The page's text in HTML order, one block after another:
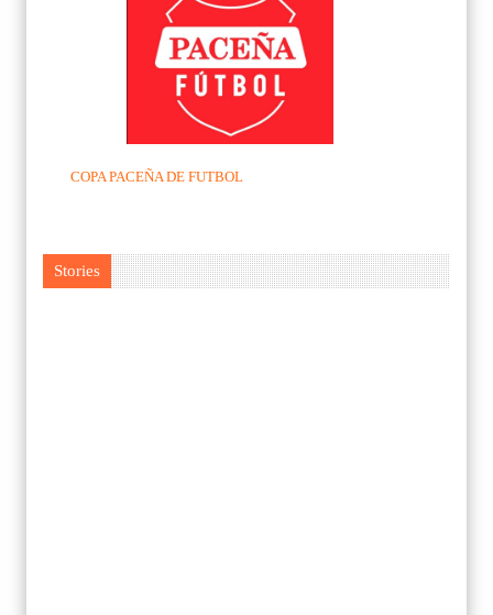
COPA PACEÑA DE FUTBOL
Stories